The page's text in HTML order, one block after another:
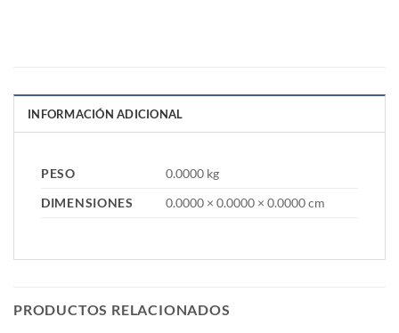
INFORMACIÓN ADICIONAL
PESO
0.0000 kg
DIMENSIONES
0.0000 × 0.0000 × 0.0000 cm
PRODUCTOS RELACIONADOS